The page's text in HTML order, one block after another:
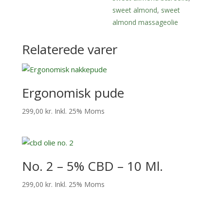
sweet almond, sweet
almond massageolie
Relaterede varer
Ergonomisk pude
299,00 kr. Inkl. 25% Moms
No. 2 – 5% CBD – 10 Ml.
299,00 kr. Inkl. 25% Moms